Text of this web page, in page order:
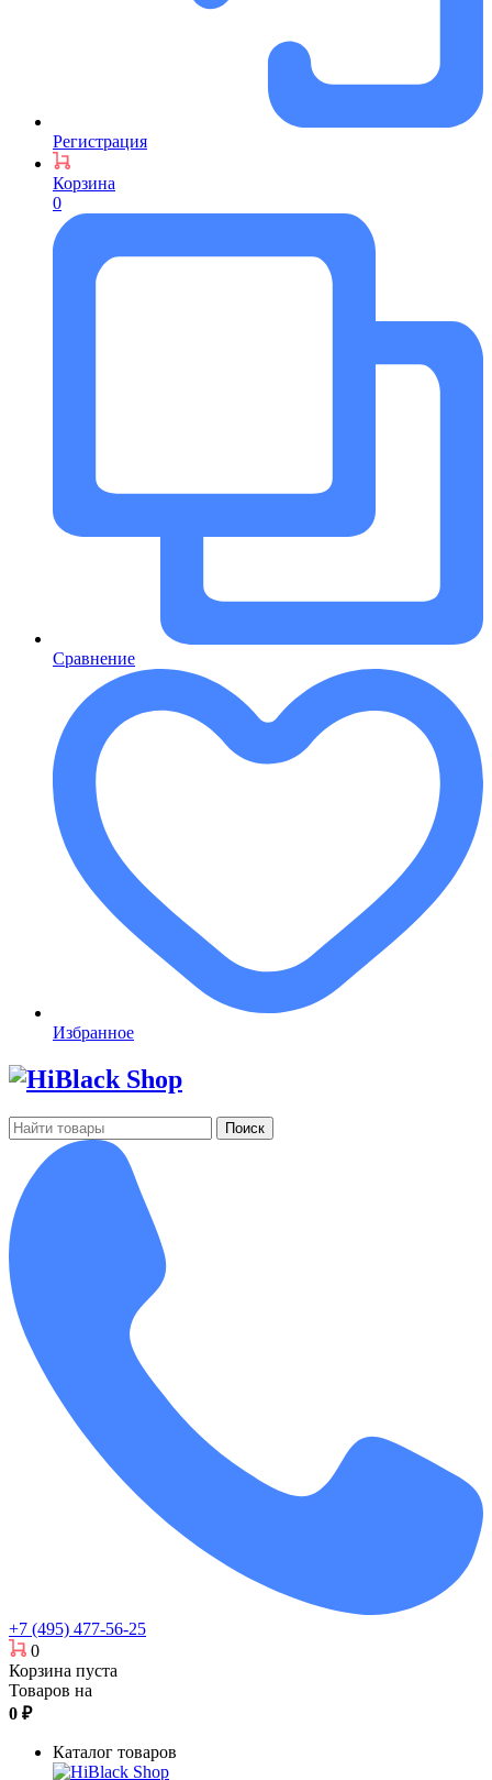
Регистрация
Корзина
0
Сравнение
Избранное
Поиск
+7 (495) 477-56-25
0
Корзина пуста
Товаров на
0 ₽
Каталог товаров